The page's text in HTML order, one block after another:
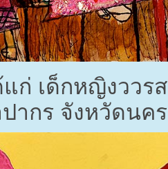
แก่ เด็กหญิงวว
ากร จังหวัดนค